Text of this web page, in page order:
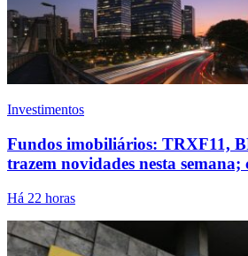
Investimentos
Fundos imobiliários: TRXF11,
trazem novidades nesta semana;
Há 22 horas